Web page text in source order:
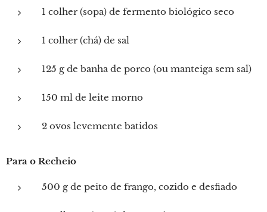
1 colher (sopa) de fermento biológico seco
1 colher (chá) de sal
125 g de banha de porco (ou manteiga sem sal)
150 ml de leite morno
2 ovos levemente batidos
Para o Recheio
500 g de peito de frango, cozido e desfiado